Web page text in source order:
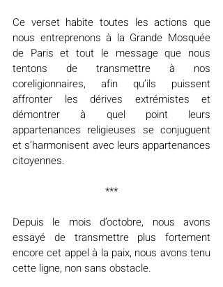
Ce verset habite toutes les actions que
nous entreprenons à la Grande Mosquée
de Paris et tout le message que nous
tentons de transmettre à nos
coreligionnaires, afin qu’ils puissent
affronter les dérives extrémistes et
démontrer à quel point leurs
appartenances religieuses se conjuguent
et s’harmonisent avec leurs appartenances
citoyennes.
***
Depuis le mois d’octobre, nous avons
essayé de transmettre plus fortement
encore cet appel à la paix, nous avons tenu
cette ligne, non sans obstacle.